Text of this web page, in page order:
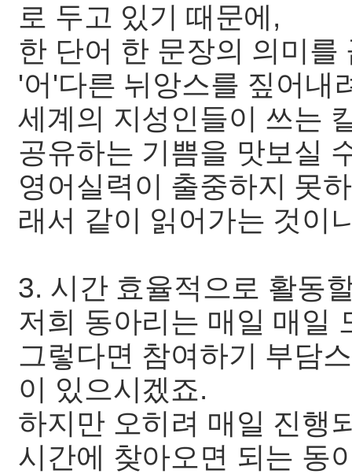
로 두고 있기 때문에,
한 단어 한 문장의 의미
'어'다른 뉘앙스를 짚어내
세계의 지성인들이 쓰는
공유하는 기쁨을 맛보실
영어실력이 출중하지 못
래서 같이 읽어가는 것이
3. 시간 효율적으로 활동
저희 동아리는 매일 매일
그렇다면 참여하기 부담
이 있으시겠죠.
하지만 오히려 매일 진행
시간에 찾아오면 되는 동